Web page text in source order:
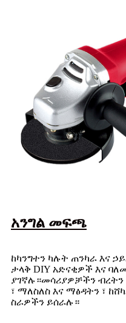
አንግል መፍጫ
ከካንግተን ካሉት ጠንካራ እና
ታላቅ DIY አድናቂዎች እና
ያገኛሉ።መሳሪያዎቻችን
፣ ማለስለስ እና ማፅዳትን ፣
ስራዎችን ይሰራሉ።